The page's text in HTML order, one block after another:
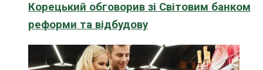
Корецький обговорив зі Світовим банком
реформи та відбудову